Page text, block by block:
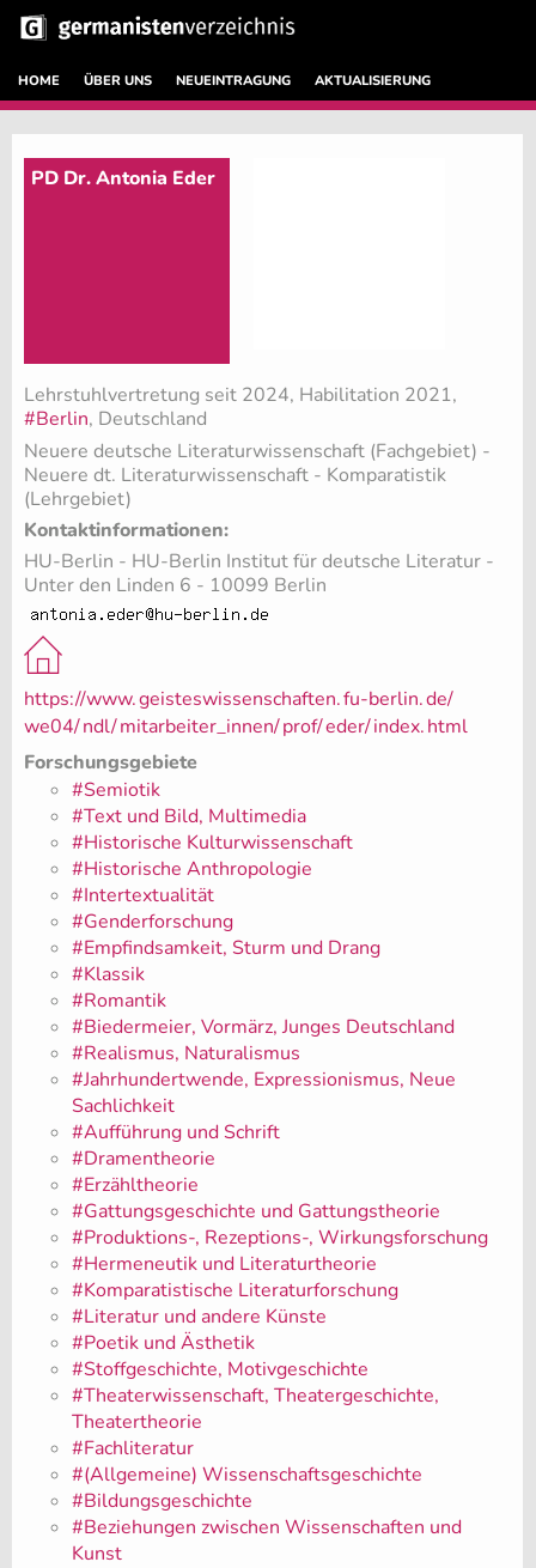
HOME ÜBER UNS NEUEINTRAGUNG AKTUALISIERUNG
PD Dr. Antonia Eder
Lehrstuhlvertretung seit 2024, Habilitation 2021,
#Berlin, Deutschland
Neuere deutsche Literaturwissenschaft (Fachgebiet) -
Neuere dt. Literaturwissenschaft - Komparatistik
(Lehrgebiet)
Kontaktinformationen:
HU-Berlin - HU-Berlin Institut für deutsche Literatur -
Unter den Linden 6 - 10099 Berlin
https://www.geisteswissenschaften.fu-berlin.de/
we04/ndl/mitarbeiter_innen/prof/eder/index.html
Forschungsgebiete
#Semiotik
#Text und Bild, Multimedia
#Historische Kulturwissenschaft
#Historische Anthropologie
#Intertextualität
#Genderforschung
#Empfindsamkeit, Sturm und Drang
#Klassik
#Romantik
#Biedermeier, Vormärz, Junges Deutschland
#Realismus, Naturalismus
#Jahrhundertwende, Expressionismus, Neue
Sachlichkeit
#Aufführung und Schrift
#Dramentheorie
#Erzähltheorie
#Gattungsgeschichte und Gattungstheorie
#Produktions-, Rezeptions-, Wirkungsforschung
#Hermeneutik und Literaturtheorie
#Komparatistische Literaturforschung
#Literatur und andere Künste
#Poetik und Ästhetik
#Stoffgeschichte, Motivgeschichte
#Theaterwissenschaft, Theatergeschichte,
Theatertheorie
#Fachliteratur
#(Allgemeine) Wissenschaftsgeschichte
#Bildungsgeschichte
#Beziehungen zwischen Wissenschaften und
Kunst